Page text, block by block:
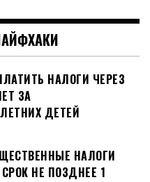
НАЛОГИ ЧЕРЕЗ
ЗА
ДЕТЕЙ
НАЛОГИ
НЕ ПОЗДНЕЕ 1